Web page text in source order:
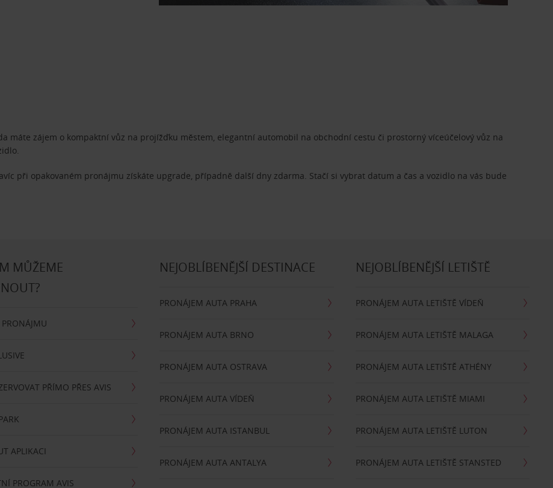
máte zájem o kompaktní vůz na projížďku městem, elegantní automobil na obchodní cestu či prostorný víceúčelový vůz na
při opakovaném pronájmu získáte upgrade, případně další dny zdarma. Stačí si vybrat datum a čas a vozidlo na vás bude
MŮŽEME
PŘÍMO PŘES AVIS
APLIKACI
PROGRAM AVIS
NEJOBLÍBENĚJŠÍ DESTINACE
PRONÁJEM AUTA PRAHA
PRONÁJEM AUTA BRNO
PRONÁJEM AUTA OSTRAVA
PRONÁJEM AUTA VÍDEŇ
PRONÁJEM AUTA ISTANBUL
PRONÁJEM AUTA ANTALYA
NEJOBLÍBENĚJŠÍ LETIŠTĚ
PRONÁJEM AUTA LETIŠTĚ VÍDEŇ
PRONÁJEM AUTA LETIŠTĚ MALAGA
PRONÁJEM AUTA LETIŠTĚ ATHÉNY
PRONÁJEM AUTA LETIŠTĚ MIAMI
PRONÁJEM AUTA LETIŠTĚ LUTON
PRONÁJEM AUTA LETIŠTĚ STANSTED